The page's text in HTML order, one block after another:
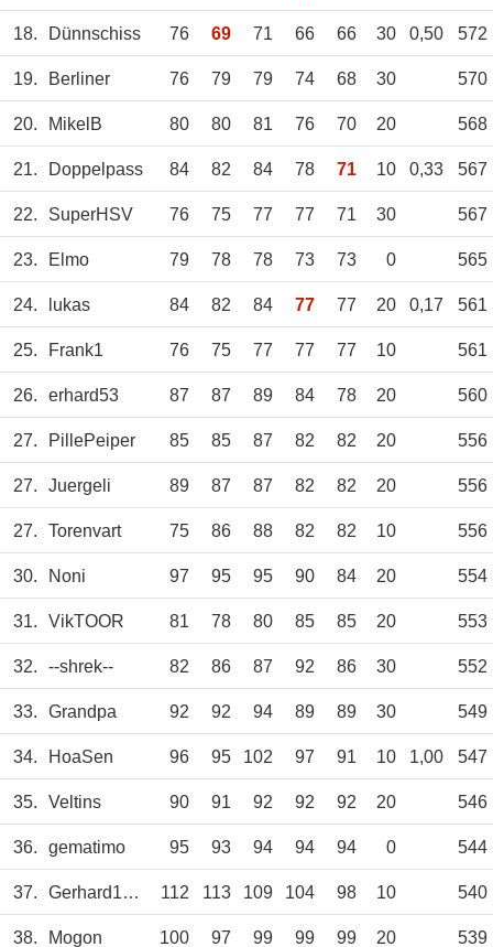
18. Dünnschiss 76 69 71 66 66 30 0,50 572
19. Berliner 76 79 79 74 68 30 570
20. MikelB 80 80 81 76 70 20 568
21. Doppelpass 84 82 84 78 71 10 0,33 567
22. SuperHSV 76 75 77 77 71 30 567
23. Elmo 79 78 78 73 73 0 565
24. lukas 84 82 84 77 77 20 0,17 561
25. Frank1 76 75 77 77 77 10 561
26. erhard53 87 87 89 84 78 20 560
27. PillePeiper 85 85 87 82 82 20 556
27. Juergeli 89 87 87 82 82 20 556
27. Torenvart 75 86 88 82 82 10 556
30. Noni 97 95 95 90 84 20 554
31. VikTOOR 81 78 80 85 85 20 553
32. --shrek-- 82 86 87 92 86 30 552
33. Grandpa 92 92 94 89 89 30 549
34. HoaSen 96 95 102 97 91 10 1,00 547
35. Veltins 90 91 92 92 92 20 546
36. gematimo 95 93 94 94 94 0 544
37. Gerhard1971 112 113 109 104 98 10 540
38. Mogon 100 97 99 99 99 20 539